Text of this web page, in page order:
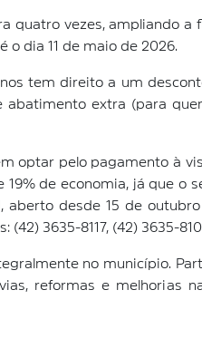
quatro vezes, ampliando
o dia 11 de maio de 2026.
tem direito a um
abatimento extra (para
optar pelo pagamento à
de economia, já que o
aberto desde 15 de
3635-8117, (42) 3635-
no município.
reformas e melhorias